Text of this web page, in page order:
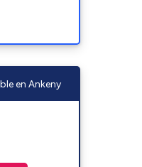
en Ankeny